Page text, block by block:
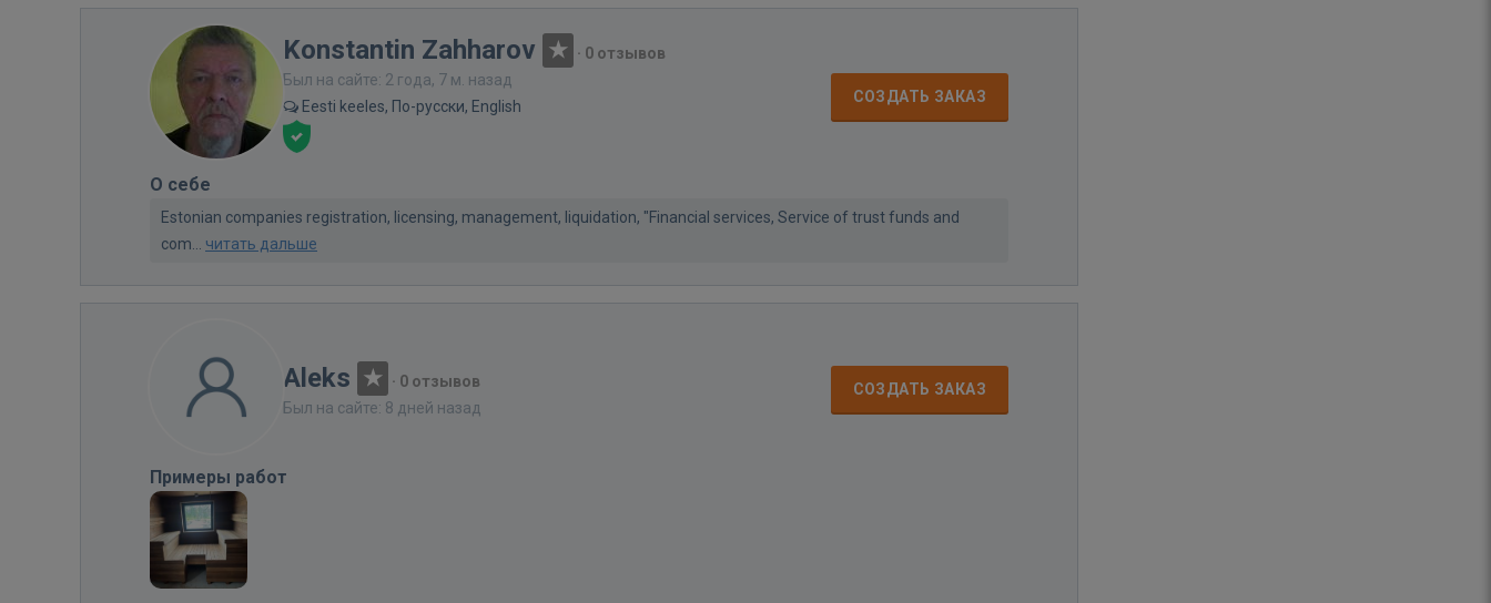
Konstantin Zahharov · 0 отзывов
Был на сайте: 2 года, 7 м. назад
Eesti keeles, По-русски, English
СОЗДАТЬ ЗАКАЗ
О себе
Estonian companies registration, licensing, management, liquidation, "Financial services, Service of trust funds and
com... читать дальше
Aleks · 0 отзывов
Был на сайте: 8 дней назад
СОЗДАТЬ ЗАКАЗ
Примеры работ